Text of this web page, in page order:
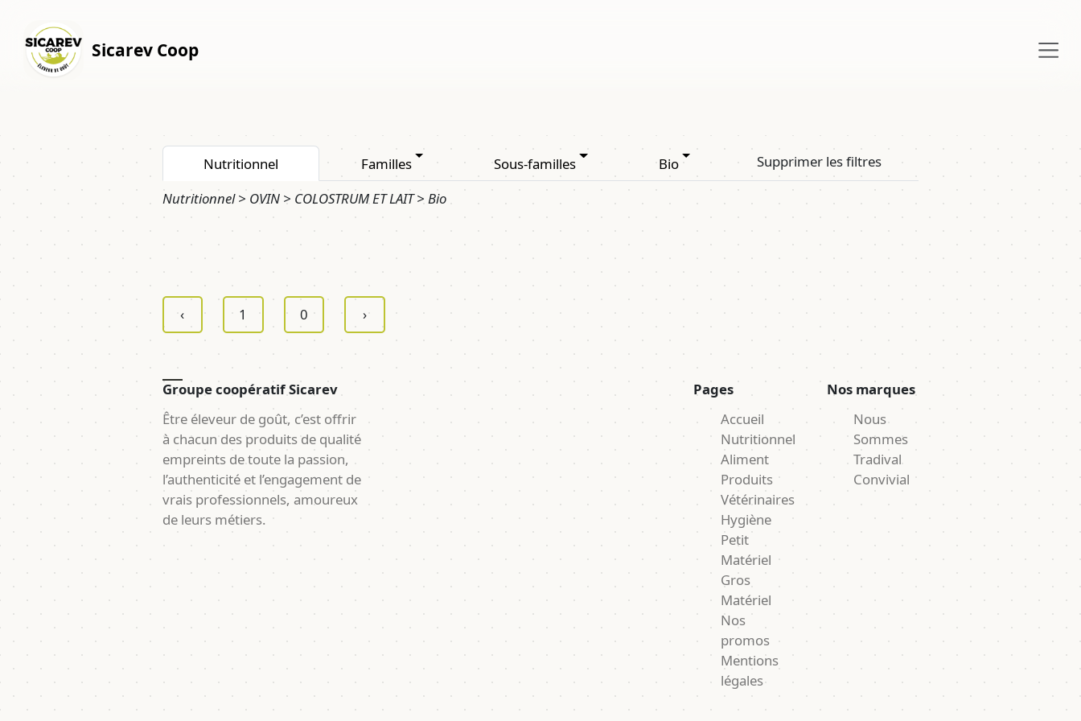
Sicarev Coop
Nutritionnel Familles Sous-familles Bio
Supprimer les filtres
Nutritionnel > OVIN > COLOSTRUM ET LAIT > Bio
‹ 1 0 ›
Groupe coopératif Sicarev
Être éleveur de goût, c’est offrir
à chacun des produits de qualité
empreints de toute la passion,
l’authenticité et l’engagement de
vrais professionnels, amoureux
de leurs métiers.
Pages
Accueil
Nutritionnel
Aliment
Produits
Vétérinaires
Hygiène
Petit
Matériel
Gros
Matériel
Nos
promos
Mentions
légales
Nos marques
Nous
Sommes
Tradival
Convivial